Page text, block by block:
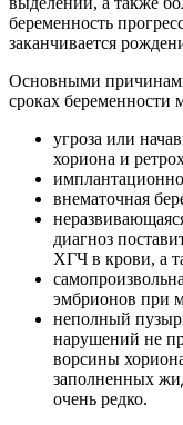
беременность
заканчивается
Основными
сроках беременности
угроза или
хориона и
внематочная
диагноз
ХГЧ в крови, а
эмбрионов при
неполный
нарушений не
ворсины
заполненных
очень редко.